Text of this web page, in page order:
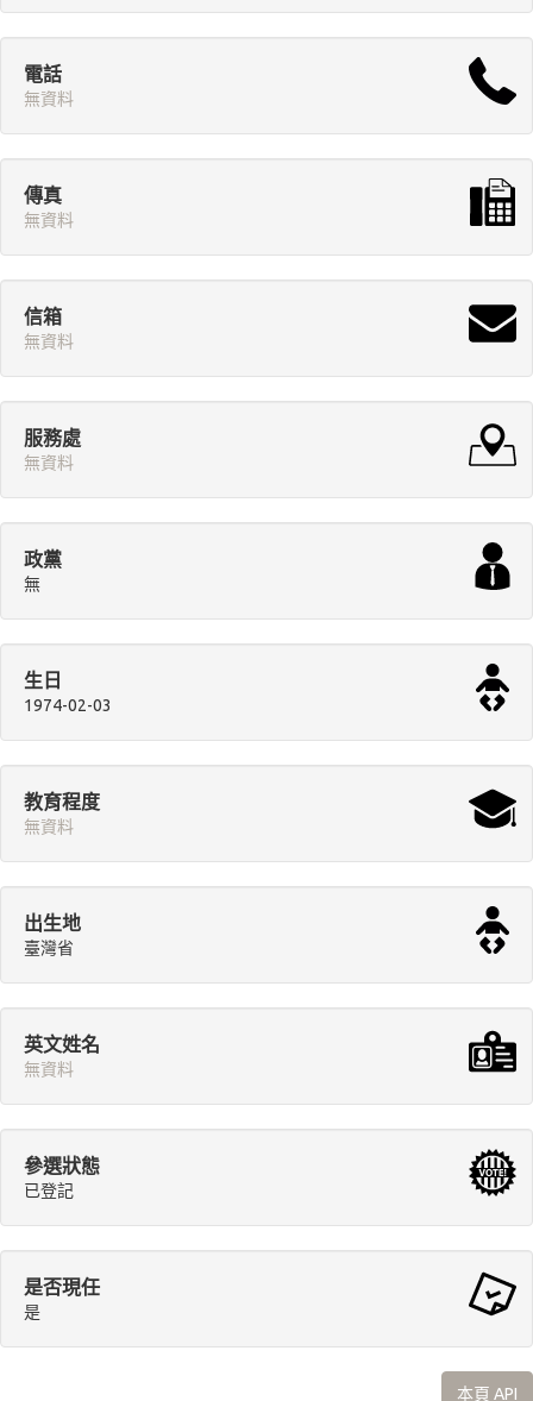
電話
無資料
傳真
無資料
信箱
無資料
服務處
無資料
政黨
無
生日
1974-02-03
教育程度
無資料
出生地
臺灣省
英文姓名
無資料
參選狀態
已登記
是否現任
是
本頁 API